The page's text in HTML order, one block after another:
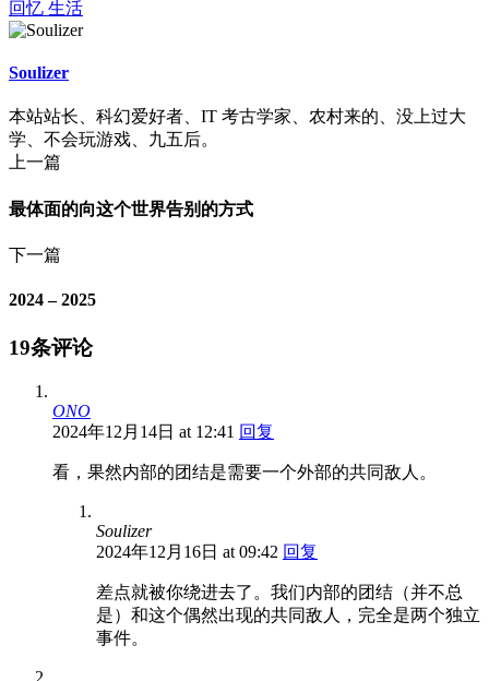
回忆 生活
Soulizer
本站站长、科幻爱好者、IT 考古学家、农村来的、没上过大
学、不会玩游戏、九五后。
上一篇
最体面的向这个世界告别的方式
下一篇
2024 – 2025
19条评论
ONO
2024年12月14日 at 12:41 回复
看，果然内部的团结是需要一个外部的共同敌人。
Soulizer
2024年12月16日 at 09:42 回复
差点就被你绕进去了。我们内部的团结（并不总
是）和这个偶然出现的共同敌人，完全是两个独立
事件。